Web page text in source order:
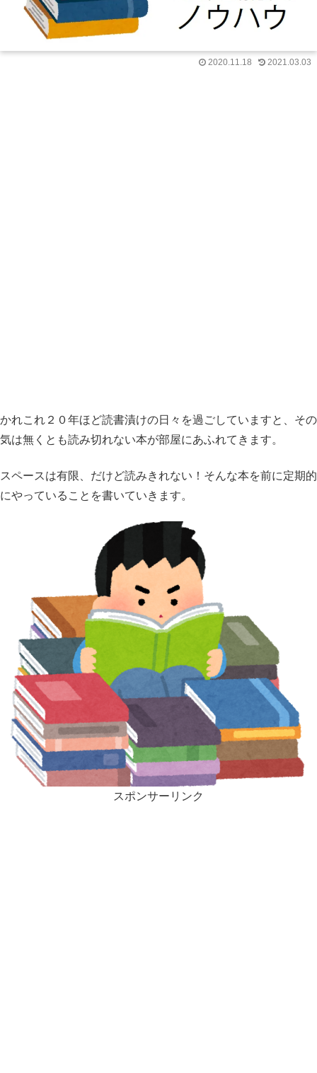
2020.11.18 2021.03.03
かれこれ２０年ほど読書漬けの日々を過ごしていますと、その
気は無くとも読み切れない本が部屋にあふれてきます。
スペースは有限、だけど読みきれない！そんな本を前に定期的
にやっていることを書いていきます。
スポンサーリンク